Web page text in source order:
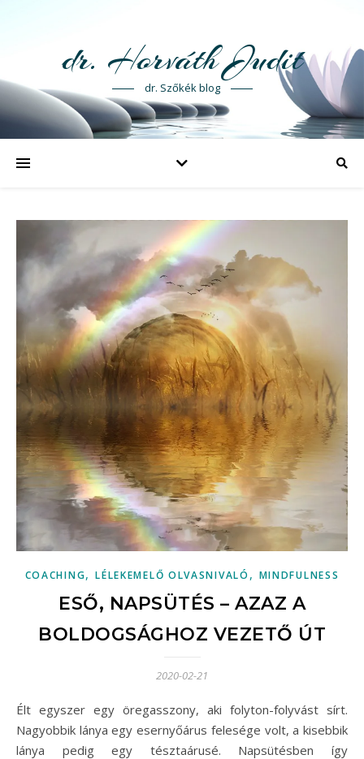
dr. Horváth Judit
dr. Szőkék blog
COACHING,LÉLEKEMELŐ OLVASNIVALÓ , MINDFULNESS
ESŐ, NAPSÜTÉS – AZAZ A
BOLDOGSÁGHOZ VEZETŐ ÚT
2020-02-21
Élt egyszer egy öregasszony, aki folyton-folyvást sírt.
Nagyobbik lánya egy esernyőárus felesége volt, a kisebbik
lánya pedig egy tésztaárusé. Napsütésben így